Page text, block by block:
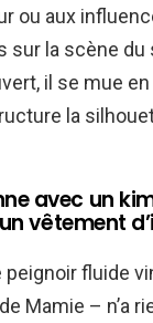
ou aux
sur la scène
il se mue en
la
avec un
vêtement
peignoir fluide
Mamie – n’a